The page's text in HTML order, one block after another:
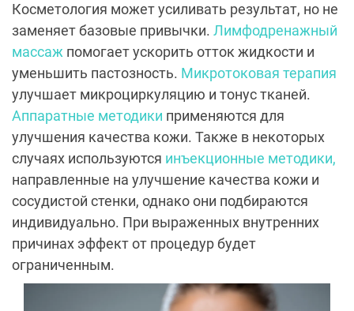
Косметология может усиливать результат, но не
заменяет базовые привычки. Лимфодренажный
массаж помогает ускорить отток жидкости и
уменьшить пастозность. Микротоковая терапия
улучшает микроциркуляцию и тонус тканей.
Аппаратные методики применяются для
улучшения качества кожи. Также в некоторых
случаях используются инъекционные методики,
направленные на улучшение качества кожи и
сосудистой стенки, однако они подбираются
индивидуально. При выраженных внутренних
причинах эффект от процедур будет
ограниченным.